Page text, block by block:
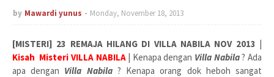
by Mawardi yunus Monday, November 18, 2013
[MISTERI] 23 REMAJA HILANG DI VILLA NABILA NOV 2013 |
Kisah Misteri VILLA NABILA| Kenapa dengan Villa Nabila? Ada
apa dengan Villa Nabila? Kenapa orang dok heboh sangat